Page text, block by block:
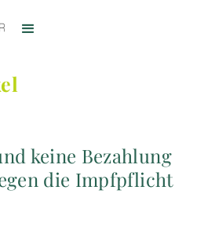
keine Bezahlung
die Impfpflicht